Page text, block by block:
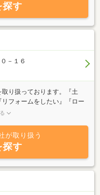
探す
－１６
り扱っております。『土
フォームをしたい』『ロー
を知りたい』等お気軽にご
が取り扱う
探す